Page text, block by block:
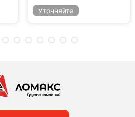
Уточняйте